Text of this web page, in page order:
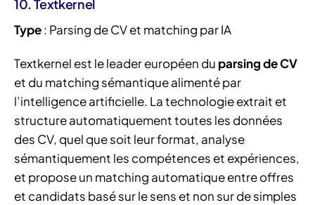
10. Textkernel
Type: Parsing de CV et matching par IA
Textkernel est le leader européen du parsing de CV
et du matching sémantique alimenté par
l’intelligence artificielle. La technologie extrait et
structure automatiquement toutes les données
des CV, quel que soit leur format, analyse
sémantiquement les compétences et expériences,
et propose un matching automatique entre offres
et candidats basé sur le sens et non sur de simples